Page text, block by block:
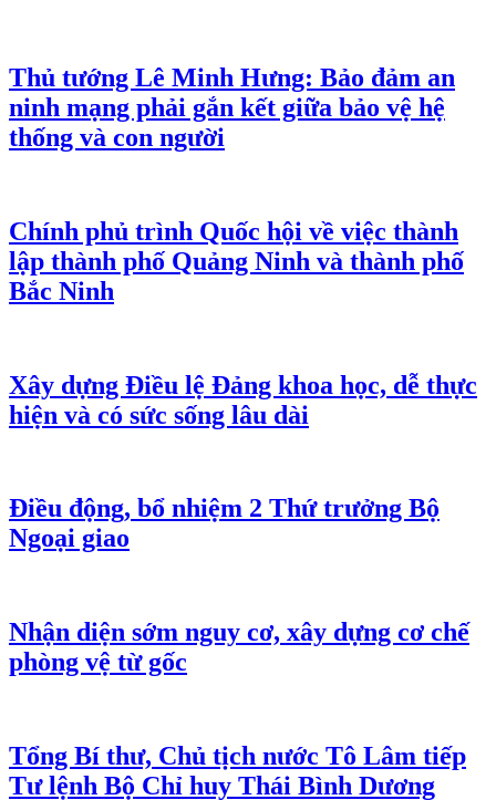
Thủ tướng Lê Minh Hưng: Bảo đảm an
ninh mạng phải gắn kết giữa bảo vệ hệ
thống và con người
Chính phủ trình Quốc hội về việc thành
lập thành phố Quảng Ninh và thành phố
Bắc Ninh
Xây dựng Điều lệ Đảng khoa học, dễ thực
hiện và có sức sống lâu dài
Điều động, bổ nhiệm 2 Thứ trưởng Bộ
Ngoại giao
Nhận diện sớm nguy cơ, xây dựng cơ chế
phòng vệ từ gốc
Tổng Bí thư, Chủ tịch nước Tô Lâm tiếp
Tư lệnh Bộ Chỉ huy Thái Bình Dương